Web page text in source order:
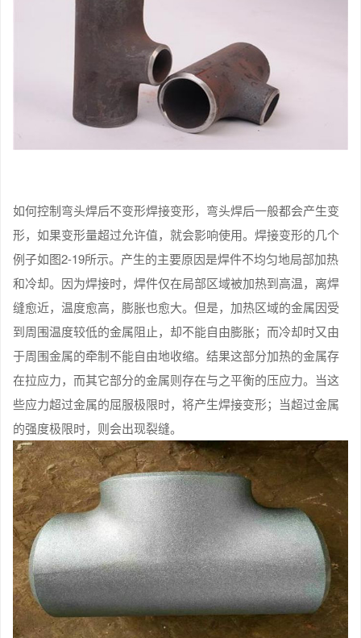
如何控制弯头焊后不变形焊接变形，弯头焊后一般都会产生变
形，如果变形量超过允许值，就会影响使用。焊接变形的几个
例子如图2-19所示。产生的主要原因是焊件不均匀地局部加热
和冷却。因为焊接时，焊件仅在局部区域被加热到高温，离焊
缝愈近，温度愈高，膨胀也愈大。但是，加热区域的金属因受
到周围温度较低的金属阻止，却不能自由膨胀；而冷却时又由
于周围金属的牵制不能自由地收缩。结果这部分加热的金属存
在拉应力，而其它部分的金属则存在与之平衡的压应力。当这
些应力超过金属的屈服极限时，将产生焊接变形；当超过金属
的强度极限时，则会出现裂缝。